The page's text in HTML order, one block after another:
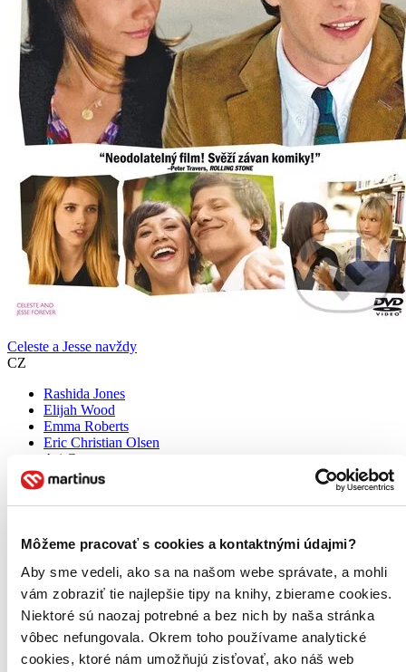
Môžeme pracovať s cookies a kontaktnými údajmi?
Aby sme vedeli, ako sa na našom webe správate, a mohli
vám zobraziť tie najlepšie tipy na knihy, zbierame cookies.
Niektoré sú naozaj potrebné a bez nich by naša stránka
vôbec nefungovala. Okrem toho používame analytické
cookies, ktoré nám umožňujú zisťovať, ako náš web
Celeste a Jesse navždy
CZ
Rashida Jones
Elijah Wood
Emma Roberts
Eric Christian Olsen
Ari Graynor
Celeste (Rashida Jones) a Jesse (Andy Samberg) spolu chodili už na
střední škole. Brzy poté se vzali a nyní, na prahu třicítky, stojí na
DVD film
2,80 €
Do 4 – 6 dní
Tento produkt momentálne nemáme na sklade, ale zvyčajne
vám ho vieme zabezpečiť a odoslať do 4 – 6 dní. A
posnažíme sa aj trochu rýchlejšie!
Pridať do zoznamu
Vložiť do košíka